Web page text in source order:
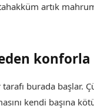
tahakküm artık
konforla
burada başlar.
kendi başına